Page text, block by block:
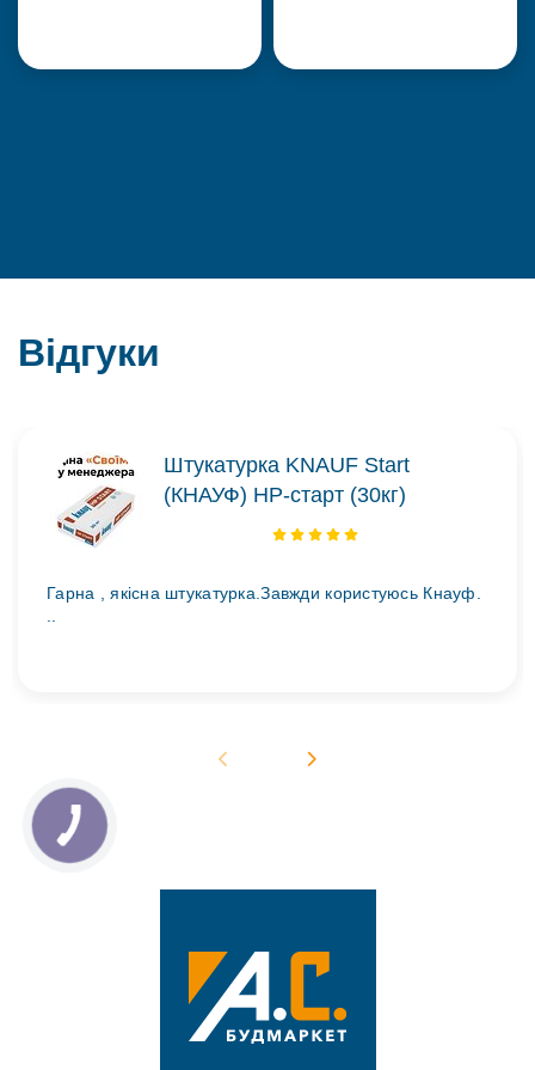
Відгуки
Штукатурка KNAUF Start
(КНАУФ) НР-старт (30кг)
Гарна , якісна штукатурка.Завжди користуюсь Кнауф.
..